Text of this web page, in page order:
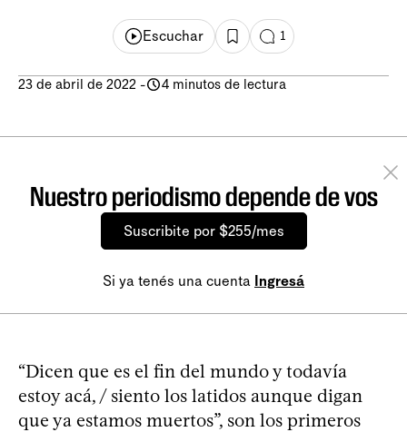
Escuchar 1
23 de abril de 2022 - 4 minutos de lectura
Nuestro periodismo depende de vos
Suscribite por $255/mes
Si ya tenés una cuenta Ingresá
“Dicen que es el fin del mundo y todavía
estoy acá, / siento los latidos aunque digan
que ya estamos muertos”, son los primeros